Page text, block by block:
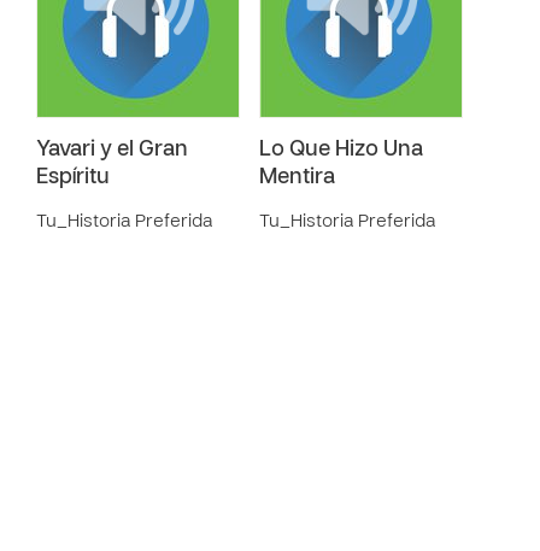
Yavari y el Gran
Espíritu
Tu_Historia Preferida
Lo Que Hizo Una
Mentira
Tu_Historia Preferida